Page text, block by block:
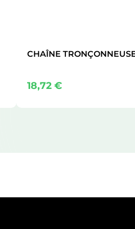
CHAÎNE
18,72€